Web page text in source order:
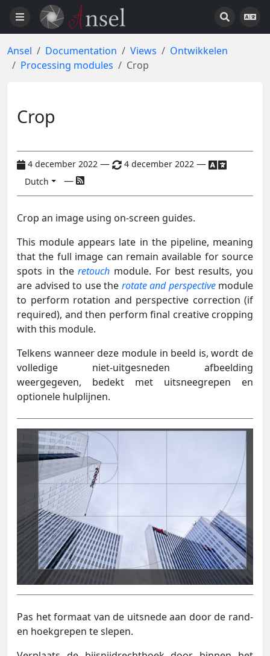
Ansel Documentation Views
Ontwikkelen
Processing modules
Crop
Crop
4 december 2022 — 4 december 2022 —
Dutch —
Crop an image using on-screen guides.
This module appears late in the pipeline, meaning
that the full image can remain available for source
spots in theretouch module. For best results, you
are advised to use the rotate and perspectivemodule
to perform rotation and perspective correction (if
required), and then perform final creative cropping
with this module.
Telkens wanneer deze module in beeld is, wordt de
volledige niet-uitgesneden afbeelding
weergegeven, bedekt met uitsneegrepen en
optionele hulplijnen.
Pas het formaat van de uitsnede aan door de rand-
en hoekgrepen te slepen.